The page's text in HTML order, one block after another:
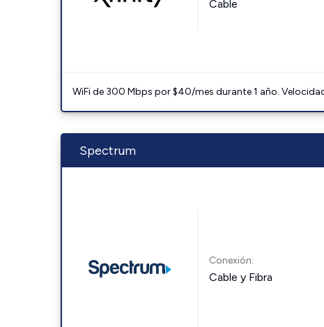
Cable
WiFi de 300 Mbps por $40/mes durante 1 año.
Spectrum
Conexión:
Cable y Fibra